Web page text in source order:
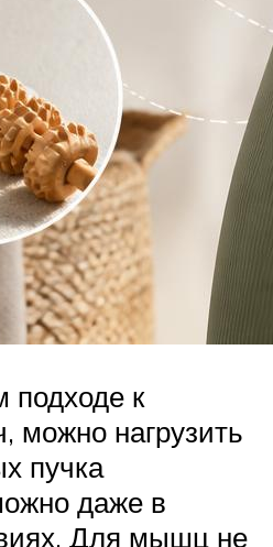
подходе к
можно нагрузить
пучка
даже в
Для мышц не